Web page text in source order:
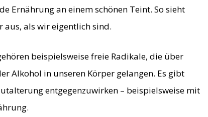
Ernährung an einem schönen Teint. So sieht
als wir eigentlich sind.
beispielsweise freie Radikale, die über
Alkohol in unseren Körper gelangen. Es gibt
entgegenzuwirken – beispielsweise mit